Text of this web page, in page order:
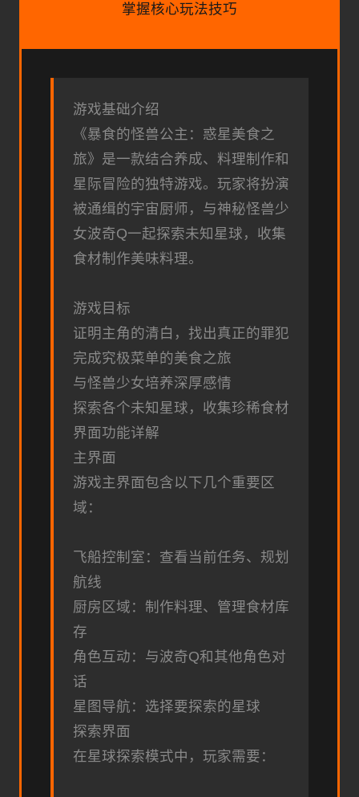
掌握核心玩法技巧
游戏基础介绍
《暴食的怪兽公主：惑星美食之
旅》是一款结合养成、料理制作和
星际冒险的独特游戏。玩家将扮演
被通缉的宇宙厨师，与神秘怪兽少
女波奇Q一起探索未知星球，收集
食材制作美味料理。
游戏目标
证明主角的清白，找出真正的罪犯
完成究极菜单的美食之旅
与怪兽少女培养深厚感情
探索各个未知星球，收集珍稀食材
界面功能详解
主界面
游戏主界面包含以下几个重要区
域：
飞船控制室：查看当前任务、规划
航线
厨房区域：制作料理、管理食材库
存
角色互动：与波奇Q和其他角色对
话
星图导航：选择要探索的星球
探索界面
在星球探索模式中，玩家需要：